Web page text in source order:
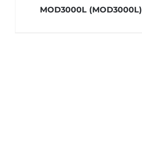
MOD3000L (MOD3000L)